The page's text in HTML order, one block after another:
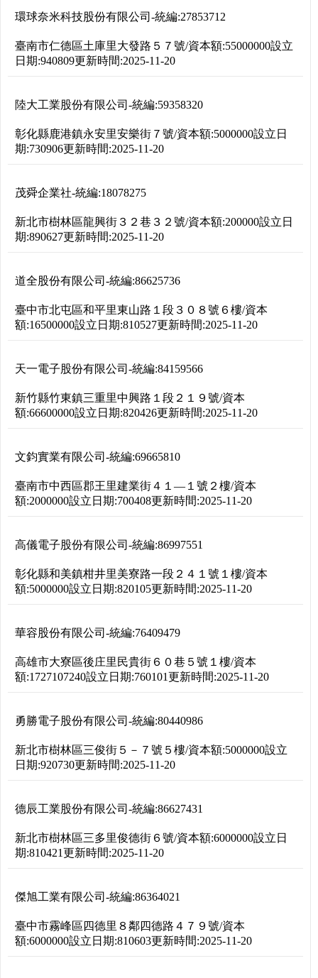
環球奈米科技股份有限公司 -統編:27853712
臺南市仁德區土庫里大發路５７號/資本額:55000000設立
日期:940809更新時間:2025-11-20
陸大工業股份有限公司 -統編:59358320
彰化縣鹿港鎮永安里安樂街７號/資本額:5000000設立日
期:730906更新時間:2025-11-20
茂舜企業社-統編:18078275
新北市樹林區龍興街３２巷３２號/資本額:200000設立日
期:890627更新時間:2025-11-20
道全股份有限公司 -統編:86625736
臺中市北屯區和平里東山路１段３０８號６樓/資本
額:16500000設立日期:810527更新時間:2025-11-20
天一電子股份有限公司 -統編:84159566
新竹縣竹東鎮三重里中興路１段２１９號/資本
額:66600000設立日期:820426更新時間:2025-11-20
文鈞實業有限公司 -統編:69665810
臺南市中西區郡王里建業街４１―１號２樓/資本
額:2000000設立日期:700408更新時間:2025-11-20
高儀電子股份有限公司 -統編:86997551
彰化縣和美鎮柑井里美寮路一段２４１號１樓/資本
額:5000000設立日期:820105更新時間:2025-11-20
華容股份有限公司 -統編:76409479
高雄市大寮區後庄里民貴街６０巷５號１樓/資本
額:1727107240設立日期:760101更新時間:2025-11-20
勇勝電子股份有限公司 -統編:80440986
新北市樹林區三俊街５－７號５樓/資本額:5000000設立
日期:920730更新時間:2025-11-20
德辰工業股份有限公司 -統編:86627431
新北市樹林區三多里俊德街６號/資本額:6000000設立日
期:810421更新時間:2025-11-20
傑旭工業有限公司 -統編:86364021
臺中市霧峰區四德里８鄰四德路４７９號/資本
額:6000000設立日期:810603更新時間:2025-11-20